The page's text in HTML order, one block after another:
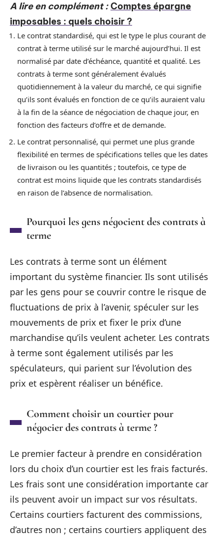
A lire en complément : Comptes épargne
imposables : quels choisir ?
Le contrat standardisé, qui est le type le plus courant de
contrat à terme utilisé sur le marché aujourd’hui. Il est
normalisé par date d’échéance, quantité et qualité. Les
contrats à terme sont généralement évalués
quotidiennement à la valeur du marché, ce qui signifie
qu’ils sont évalués en fonction de ce qu’ils auraient valu
à la fin de la séance de négociation de chaque jour, en
fonction des facteurs d’offre et de demande.
Le contrat personnalisé, qui permet une plus grande
flexibilité en termes de spécifications telles que les dates
de livraison ou les quantités ; toutefois, ce type de
contrat est moins liquide que les contrats standardisés
en raison de l’absence de normalisation.
Pourquoi les gens négocient des contrats à
terme
Les contrats à terme sont un élément
important du système financier. Ils sont utilisés
par les gens pour se couvrir contre le risque de
fluctuations de prix à l’avenir, spéculer sur les
mouvements de prix et fixer le prix d’une
marchandise qu’ils veulent acheter. Les contrats
à terme sont également utilisés par les
spéculateurs, qui parient sur l’évolution des
prix et espèrent réaliser un bénéfice.
Comment choisir un courtier pour
négocier des contrats à terme ?
Le premier facteur à prendre en considération
lors du choix d’un courtier est les frais facturés.
Les frais sont une considération importante car
ils peuvent avoir un impact sur vos résultats.
Certains courtiers facturent des commissions,
d’autres non ; certains courtiers appliquent des